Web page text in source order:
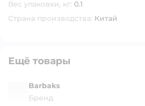
Вес упаковки, кг: 0.1
Страна производства: Китай
Ещё товары
Barbaks
Бренд